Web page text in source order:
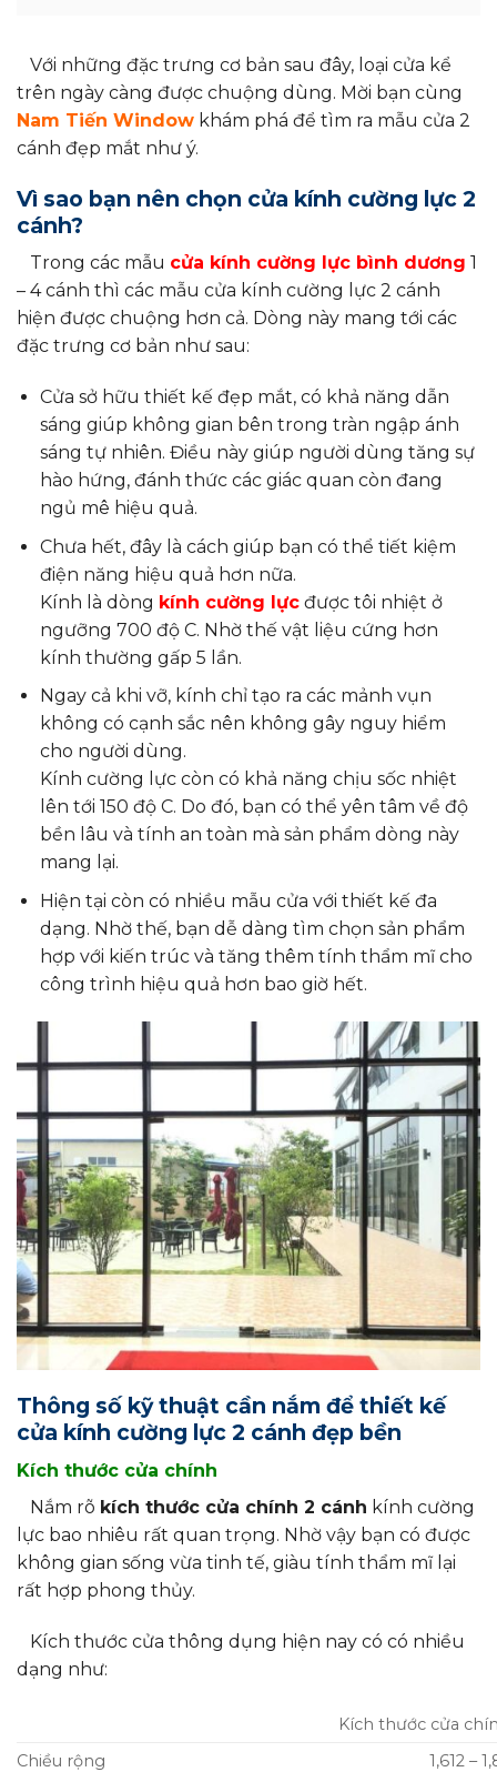
Với những đặc trưng cơ bản sau đây, loại cửa kể
trên ngày càng được chuộng dùng. Mời bạn cùng
Nam Tiến Window khám phá để tìm ra mẫu cửa 2
cánh đẹp mắt như ý.
Vì sao bạn nên chọn cửa kính cường lực 2
cánh?
Trong các mẫu cửa kính cường lực bình dương 1
– 4 cánh thì các mẫu cửa kính cường lực 2 cánh
hiện được chuộng hơn cả. Dòng này mang tới các
đặc trưng cơ bản như sau:
Cửa sở hữu thiết kế đẹp mắt, có khả năng dẫn
sáng giúp không gian bên trong tràn ngập ánh
sáng tự nhiên. Điều này giúp người dùng tăng sự
hào hứng, đánh thức các giác quan còn đang
ngủ mê hiệu quả.
Chưa hết, đây là cách giúp bạn có thể tiết kiệm
điện năng hiệu quả hơn nữa.
Kính là dòng kính cường lựcđược tôi nhiệt ở
ngưỡng 700 độ C. Nhờ thế vật liệu cứng hơn
kính thường gấp 5 lần.
Ngay cả khi vỡ, kính chỉ tạo ra các mảnh vụn
không có cạnh sắc nên không gây nguy hiểm
cho người dùng.
Kính cường lực còn có khả năng chịu sốc nhiệt
lên tới 150 độ C. Do đó, bạn có thể yên tâm về độ
bền lâu và tính an toàn mà sản phẩm dòng này
mang lại.
Hiện tại còn có nhiều mẫu cửa với thiết kế đa
dạng. Nhờ thế, bạn dễ dàng tìm chọn sản phẩm
hợp với kiến trúc và tăng thêm tính thẩm mĩ cho
công trình hiệu quả hơn bao giờ hết.
Thông số kỹ thuật cần nắm để thiết kế
cửa kính cường lực 2 cánh đẹp bền
Kích thước cửa chính
Nắm rõ kích thước cửa chính 2 cánh kính cường
lực bao nhiêu rất quan trọng. Nhờ vậy bạn có được
không gian sống vừa tinh tế, giàu tính thẩm mĩ lại
rất hợp phong thủy.
Kích thước cửa thông dụng hiện nay có có nhiều
dạng như:
Kích thước cửa
Chiều rộng
1,612 –